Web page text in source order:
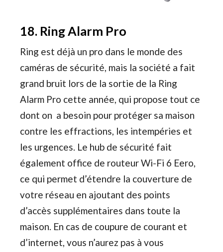
18. Ring Alarm Pro
Ring est déjà un pro dans le monde des
caméras de sécurité, mais la société a fait
grand bruit lors de la sortie de la Ring
Alarm Pro cette année, qui propose tout ce
dont on a besoin pour protéger sa maison
contre les effractions, les intempéries et
les urgences. Le hub de sécurité fait
également office de routeur Wi-Fi 6 Eero,
ce qui permet d’étendre la couverture de
votre réseau en ajoutant des points
d’accès supplémentaires dans toute la
maison. En cas de coupure de courant et
d’internet, vous n’aurez pas à vous